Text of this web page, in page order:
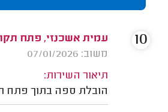
עמית אשכנזי, פתח
משוב: 07/01/2026
תיאור השירות:
הובלת ספה בתוך פתח
10